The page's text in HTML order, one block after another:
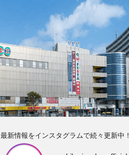
最新情報をインスタグラムで続々更新中！